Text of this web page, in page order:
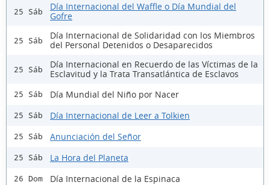
25 Sáb
Día Internacional del Waffle o Día Mundial del
Gofre
25 Sáb
Día Internacional de Solidaridad con los Miembros
del Personal Detenidos o Desaparecidos
25 Sáb
Día Internacional en Recuerdo de las Víctimas de la
Esclavitud y la Trata Transatlántica de Esclavos
25 Sáb Día Mundial del Niño por Nacer
25 Sáb Día Internacional de Leer a Tolkien
25 Sáb Anunciación del Señor
25 Sáb La Hora del Planeta
26 Dom Día Internacional de la Espinaca